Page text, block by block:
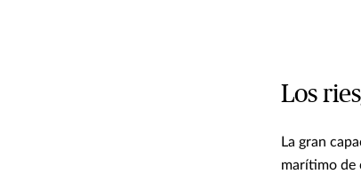
Los
La gran
marítimo de